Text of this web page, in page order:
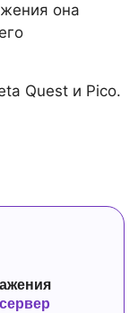
она
Quest и Pico.